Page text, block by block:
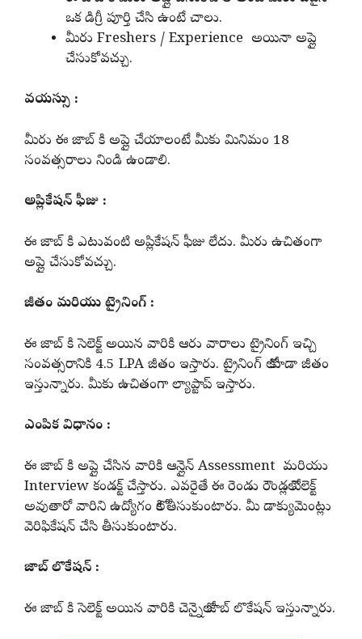
ఒక డిగ్రీ పూర్తి చేసి ఉంటే చాలు.
మీరు Freshers / Experience అయినా అప్లై
చేసుకోవచ్చు.
వయస్సు :
మీరు ఈ జాబ్ కి అప్లై చేయాలంటే మీకు మినిమం 18
సంవత్సరాలు నిండి ఉండాలి.
అప్లికేషన్ ఫీజు :
ఈ జాబ్ కి ఎటువంటి అప్లికేషన్ ఫీజు లేదు. మీరు ఉచితంగా
అప్లై చేసుకోవచ్చు.
జీతం మరియు ట్రైనింగ్ :
ఈ జాబ్ కి సెలెక్ట్ అయిన వారికి ఆరు వారాలు ట్రైనింగ్ ఇచ్చి
సంవత్సరానికి 4.5 LPA జీతం ఇస్తారు. ట్రైనింగ్ లో కూడా జీతం
ఇస్తున్నారు. మీకు ఉచితంగా ల్యాప్టాప్ ఇస్తారు.
ఎంపిక విధానం :
ఈ జాబ్ కి అప్లై చేసిన వారికి ఆన్లైన్ Assessment మరియు
Interview కండక్ట్ చేస్తారు. ఎవరైతే ఈ రెండు రౌండ్లలో సెలెక్ట్
అవుతారో వారిని ఉద్యోగం లోకి తీసుకుంటారు. మీ డాక్యుమెంట్లు
వెరిఫికేషన్ చేసి తీసుకుంటారు.
జాబ్ లొకేషన్ :
ఈ జాబ్ కి సెలెక్ట్ అయిన వారికి చెన్నైలో జాబ్ లొకేషన్ ఇస్తున్నారు.